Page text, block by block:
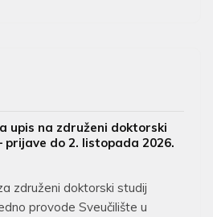
upis na združeni doktorski
do 2. listopada 2026.
združeni doktorski studij
provode Sveučilište u